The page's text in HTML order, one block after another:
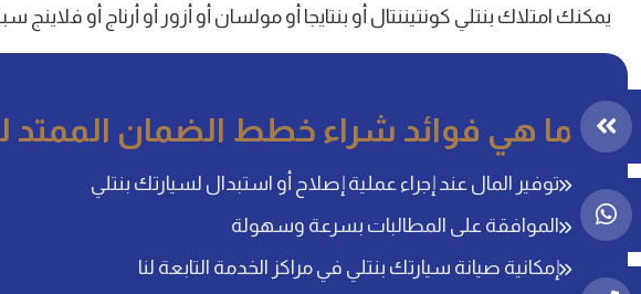
يمكنك امتلاك بنتلي كونتيننتال أو بنتايجا أو مولسان أو أزور أو أرناج أو
ما هي فوائد شراء خطط الضمان الممتد
توفير المال عند إجراء عملية إصلاح أو استبدال لسيارتك بنتلي
الموافقة على المطالبات بسرعة وسهولة
إمكانية صيانة سيارتك بنتلي في مراكز الخدمة التابعة لنا